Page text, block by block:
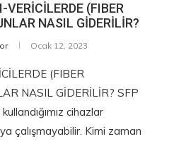
(FIBER
NASIL GİDERİLİR?
Ocak 12, 2023
(FIBER
NASIL GİDERİLİR? SFP
cihazlar
çalışmayabilir. Kimi zaman